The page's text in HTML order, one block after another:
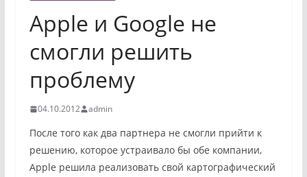
Apple и Google не
смогли решить
проблему
04.10.2012 admin
После того как два партнера не смогли прийти к
решению, которое устраивало бы обе компании,
Apple решила реализовать свой картографический